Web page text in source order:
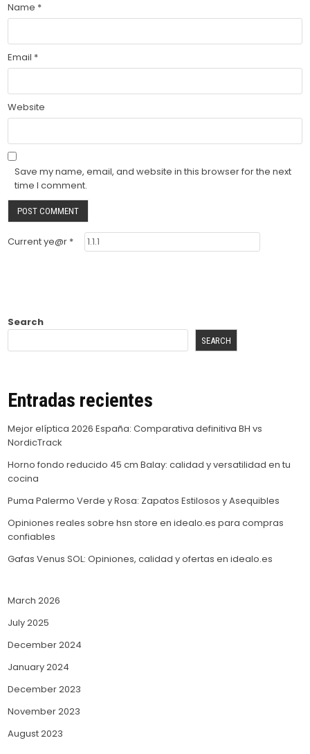
Name *
Email *
Website
Save my name, email, and website in this browser for the next
time I comment.
Current ye@r *
Search
SEARCH
Entradas recientes
Mejor elíptica 2026 España: Comparativa definitiva BH vs
NordicTrack
Horno fondo reducido 45 cm Balay: calidad y versatilidad en tu
cocina
Puma Palermo Verde y Rosa: Zapatos Estilosos y Asequibles
Opiniones reales sobre hsn store en idealo.es para compras
confiables
Gafas Venus SOL: Opiniones, calidad y ofertas en idealo.es
March 2026
July 2025
December 2024
January 2024
December 2023
November 2023
August 2023